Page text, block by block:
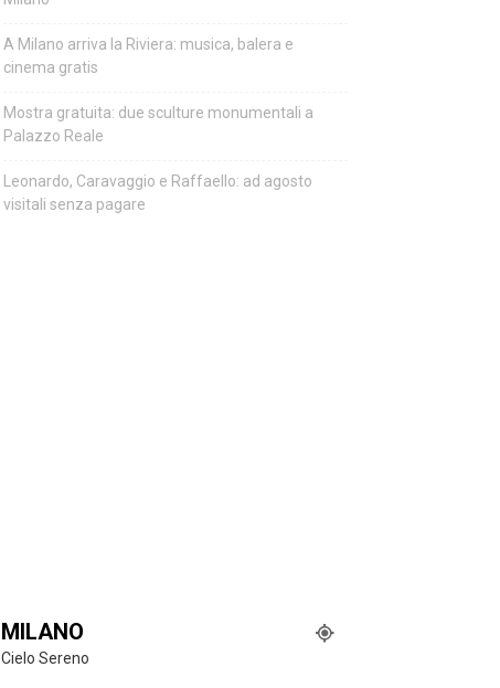
A Milano arriva la Riviera: musica, balera e
cinema gratis
Mostra gratuita: due sculture monumentali a
Palazzo Reale
Leonardo, Caravaggio e Raffaello: ad agosto
visitali senza pagare
MILANO
Cielo Sereno